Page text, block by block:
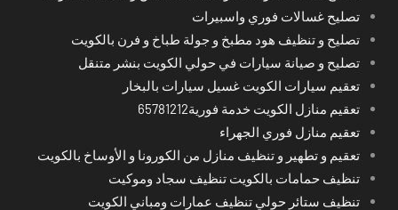
تصليح غسالات فوري واسبيرات
تصليح و تنظيف هود مطبخ و جولة طباخ و فرن بالكويت
تصليح و صيانة سيارات في حولي الكويت بنشر متنقل
تعقيم سيارات الكويت غسيل سيارات بالبخار
تعقيم منازل الكويت خدمة فورية65781212
تعقيم منازل فوري الجهراء
تعقيم و تطهير و تنظيف منازل من الكورونا و الأوساخ بالكويت
تنظيف حمامات بالكويت تنظيف سجاد وموكيت
تنظيف ستائر حولي تنظيف عمارات ومباني الكويت